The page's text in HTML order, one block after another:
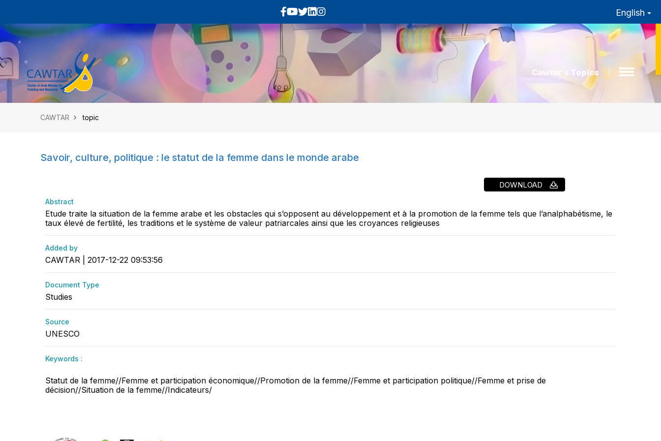
English
Cawtar’s Topics
CAWTAR topic
Savoir, culture, politique : le statut de la femme dans le monde arabe
DOWNLOAD
Abstract
Etude traite la situation de la femme arabe et les obstacles qui s’opposent au développement et à la promotion de la femme tels que l’analphabétisme, le
taux élevé de fertilité, les traditions et le système de valeur patriarcales ainsi que les croyances religieuses
Added by
CAWTAR | 2017-12-22 09:53:56
Document Type
Studies
Source
UNESCO
Keywords :
Statut de la femme//Femme et participation économique//Promotion de la femme//Femme et participation politique//Femme et prise de
décision//Situation de la femme//Indicateurs/